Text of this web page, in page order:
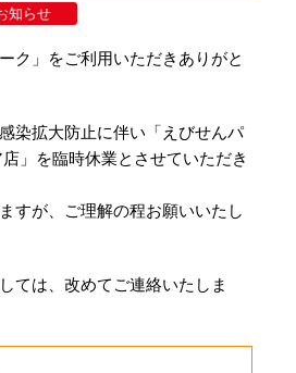
知らせ
ク」をご利用いただきありがと
染拡大防止に伴い「えびせんパ
」を臨時休業とさせていただき
すが、ご理解の程お願いいたし
ては、改めてご連絡いたしま